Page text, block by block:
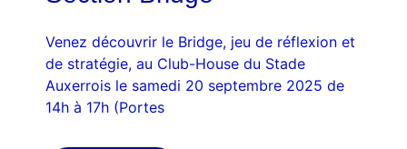
Venez découvrir le Bridge, jeu de réflexion et
de stratégie, au Club-House du Stade
Auxerrois le samedi 20 septembre 2025 de
14h à 17h (Portes